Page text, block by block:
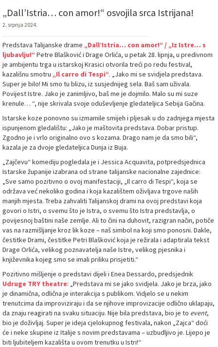
„Dall’Istria… con amor!“ osvojila srca Istrijana!
2. srpnja 2024.
Predstava Talijanske drame „Dall’Istria… con amor!“ / „Iz Istre… s
ljubavlju!“ Petre Blašković i Drage Orlića, u petak 28. lipnja, u predivnom
je ambijentu trga u istarskoj Krasici otvorila treći po redu festival,
kazališnu smotru „Il carro di Tespi“. „Jako mi se svidjela predstava.
Super je bilo! Mi smo tu blizu, iz susjednijeg sela. Baš sam uživala.
Povijest Istre. Jako je zanimljivo, baš me je dojmilo. Malo su mi suze
krenule… “, nije skrivala svoje oduševljenje gledateljica Sebija Gačina.
Istarske koze ponovno su izmamile smijeh i pljesak u do zadnjega mjesta
ispunjenom gledalištu: „Jako je maštovita predstava. Dobar pristup.
Zgodno je i vrlo originalno ovo s kozama. Drago nam je da smo bili“,
kazala je za dvoje gledateljica Dunja iz Buja.
„Zajčevu“ komediju pogledala je i Jessica Acquavita, potpredsjednica
Istarske županije izabrana od strane talijanske nacionalne zajednice:
„Sve samo pozitivno o ovoj manifestaciji, „Il carro di Tespi“, koja se
održava već nekoliko godina i koja kazalištem oživljava trgove naših
manjih mjesta. Treba zahvaliti Talijanskoj drami na ovoj predstavi koja
govori o Istri, o svemu što je Istra, o svemu što Istra predstavlja, o
povijesnoj baštini naše zemlje. Ali to čini na duhovit, razigran način, potiče
vas na razmišljanje kroz lik koze – naš simbol na koji smo ponosni. Dakle,
čestitke Drami, čestitke Petri Blašković koja je režirala i adaptirala tekst
Drage Orlića, velikog poznavatelja naše Istre, velikog pjesnika i
književnika kojeg smo se imali priliku prisjetiti.“
Pozitivno mišljenje o predstavi dijeli i Enea Dessardo, predsjednik
Udruge TRY theatre: „Predstava mi se jako svidjela. Jako je brza, jako
je dinamična, odlična je interakcija s publikom. Vidjelo se u nekim
trenutcima da improviziraju i da se njihove improvizacije odlično uklapaju,
da znaju reagirati na svaku situaciju. Nije bila predstava, bio je to event,
bio je doživljaj. Super je ideja cjelokupnog festivala, nakon „Zajca“ doći
će i neke skupine iz Italije s novim predstavama – uzbudljivo je. Lijepo je
biti ljubiteljem kazališta u ovom trenutku u Istri!“